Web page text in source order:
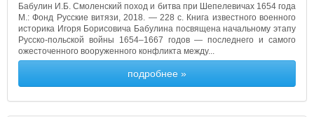
Бабулин И.Б. Смоленский поход и битва при Шепелевичах 1654 года
М.: Фонд Русские витязи, 2018. — 228 с. Книга известного военного
историка Игоря Борисовича Бабулина посвящена начальному этапу
Русско-польской войны 1654–1667 годов — последнего и самого
ожесточенного вооруженного конфликта между...
подробнее »